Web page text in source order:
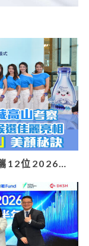
12位2026…